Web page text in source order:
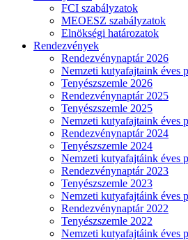
FCI szabályzatok
MEOESZ szabályzatok
Elnökségi határozatok
Rendezvények
Rendezvénynaptár 2026
Nemzeti kutyafajtaink éves
Tenyészszemle 2026
Rendezvénynaptár 2025
Tenyészszemle 2025
Nemzeti kutyafajtaink éves
Rendezvénynaptár 2024
Tenyészszemle 2024
Nemzeti kutyafajtáink éves
Rendezvénynaptár 2023
Tenyészszemle 2023
Nemzeti kutyafajtáink éves
Rendezvénynaptár 2022
Tenyészszemle 2022
Nemzeti kutyafajtáink éves